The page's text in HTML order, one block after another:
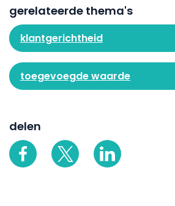
gerelateerde thema's
klantgerichtheid
toegevoegde waarde
delen